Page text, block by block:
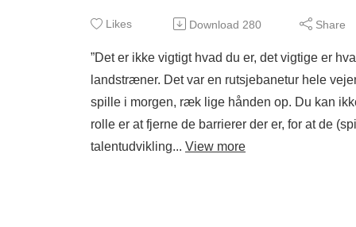
Likes Download 280 Share
”Det er ikke vigtigt hvad du er, det vigtige er
landstræner. Det var en rutsjebanetur hele
spille i morgen, ræk lige hånden op. Du kan
rolle er at fjerne de barrierer der er, for at de
talentudvikling... View more